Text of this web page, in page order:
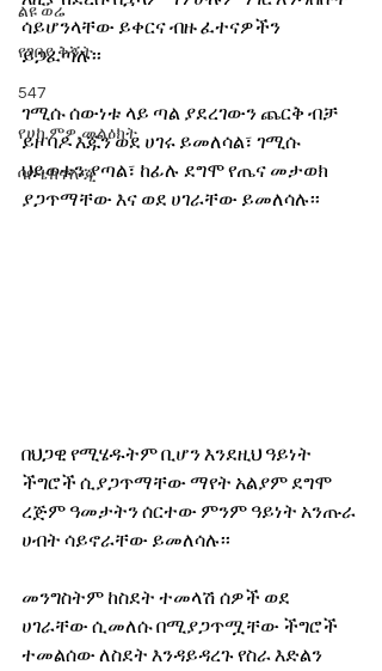
ልዩ ወሬ
የገበያ ቅኝት
547
የሀኪምዎ መልዕክት
ባዮቴክኖሎጂ
ሳይሆንላቸው ይቀርና ብዙ ፈተናዎችን
ይጋፈጣሉ፡፡
ገሚሱ ሰውነቱ ላይ ጣል ያደረገውን ጨርቅ ብቻ
ይዞ ባዶ እጁን ወደ ሀገሩ ይመለሳል፣ ገሚሱ
ህይወቱን ያጣል፣ ከፊሉ ደግሞ የጤና መታወክ
ያጋጥማቸው እና ወደ ሀገራቸው ይመለሳሉ፡፡
በህጋዊ የሚሄዱትም ቢሆን እንደዚህ ዓይነት
ችግሮች ሲያጋጥማቸው ማየት አልያም ደግሞ
ረጅም ዓመታትን ሰርተው ምንም ዓይነት አንጡራ
ሀብት ሳይኖራቸው ይመለሳሉ፡፡
መንግስትም ከስደት ተመላሽ ሰዎች ወደ
ሀገራቸው ሲመለሱ በሚያጋጥሟቸው ችግሮች
ተመልሰው ለስደት እንዳይዳረጉ የስራ እድልን